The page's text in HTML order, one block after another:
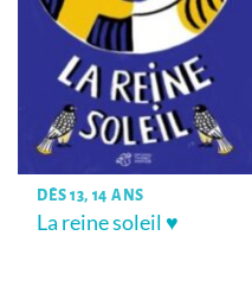
DÈS 13, 14 ANS
La reine soleil ♥